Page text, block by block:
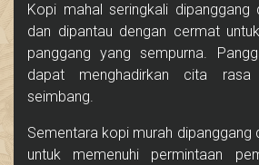
Kopi mahal seringkali dipanggang
dan dipantau dengan cermat
panggang yang sempurna.
dapat menghadirkan cita
seimbang.
Sementara kopi murah dipanggang
untuk memenuhi permintaan